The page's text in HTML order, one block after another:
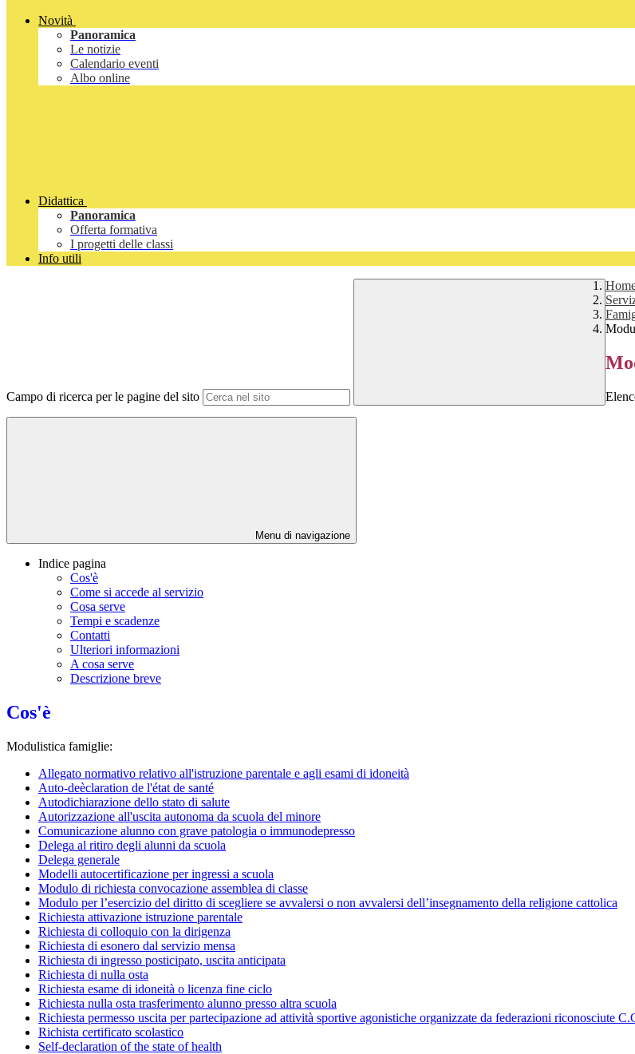
Novità
Panoramica
Le notizie
Calendario eventi
Albo online
Didattica
Panoramica
Offerta formativa
I progetti delle classi
Info utili
Campo di ricerca per le pagine del sito
Menu di navigazione
Indice pagina
Cos'è
Come si accede al servizio
Cosa serve
Tempi e scadenze
Contatti
Ulteriori informazioni
A cosa serve
Descrizione breve
Cos'è
Modulistica famiglie:
Allegato normativo relativo all'istruzione parentale e agli esami di idoneità
Auto-deèclaration de l'état de santé
Autodichiarazione dello stato di salute
Autorizzazione all'uscita autonoma da scuola del minore
Comunicazione alunno con grave patologia o immunodepresso
Delega al ritiro degli alunni da scuola
Delega generale
Modelli autocertificazione per ingressi a scuola
Modulo di richiesta convocazione assemblea di classe
Modulo per l’esercizio del diritto di scegliere se avvalersi o non avvalersi dell’insegnamento della religione cattolica
Richiesta attivazione istruzione parentale
Richiesta di colloquio con la dirigenza
Richiesta di esonero dal servizio mensa
Richiesta di ingresso posticipato, uscita anticipata
Richiesta di nulla osta
Richiesta esame di idoneità o licenza fine ciclo
Richiesta nulla osta trasferimento alunno presso altra scuola
Richiesta permesso uscita per partecipazione ad attività sportive agonistiche organizzate da federazioni riconosciute
Richista certificato scolastico
Self-declaration of the state of health